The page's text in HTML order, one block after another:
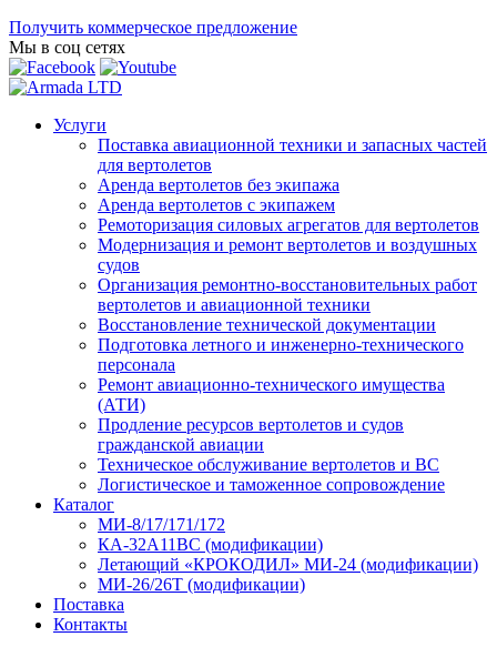
Получить коммерческое предложение
Мы в соц сетях
Услуги
Поставка авиационной техники и запасных частей
для вертолетов
Аренда вертолетов без экипажа
Аренда вертолетов с экипажем
Ремоторизация силовых агрегатов для вертолетов
Модернизация и ремонт вертолетов и воздушных
судов
Организация ремонтно-восстановительных работ
вертолетов и авиационной техники
Восстановление технической документации
Подготовка летного и инженерно-технического
персонала
Ремонт авиационно-технического имущества
(АТИ)
Продление ресурсов вертолетов и судов
гражданской авиации
Техническое обслуживание вертолетов и ВС
Логистическое и таможенное сопровождение
Каталог
МИ-8/17/171/172
КА-32А11ВС (модификации)
Летающий «КРОКОДИЛ» МИ-24 (модификации)
МИ-26/26Т (модификации)
Поставка
Контакты